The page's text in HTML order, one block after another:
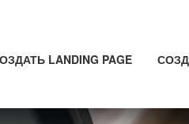
LANDING PAGE